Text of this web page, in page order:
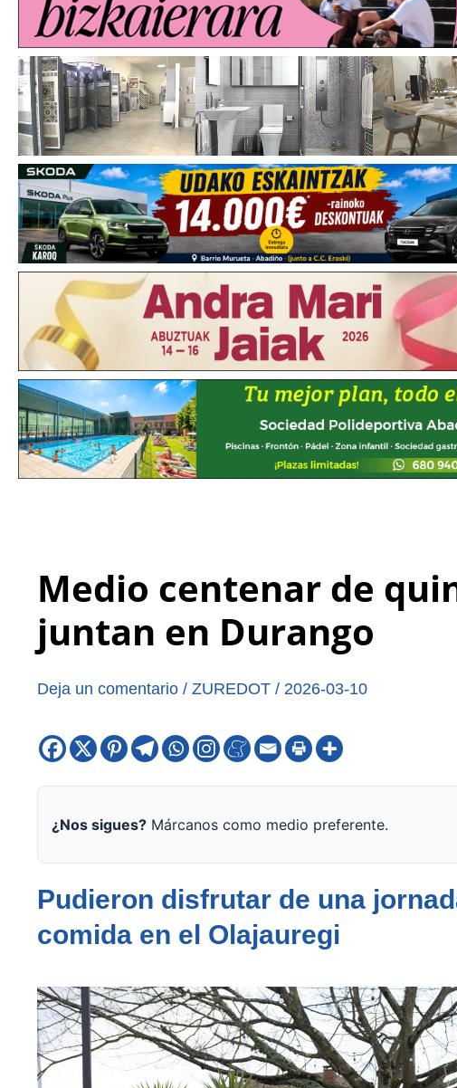
Medio centenar de
juntan en Durango
Deja un comentario / ZUREDOT/ 2026-03-10
¿Nos sigues?Márcanos como medio preferente.
Pudieron disfrutar de una
comida en el Olajauregi